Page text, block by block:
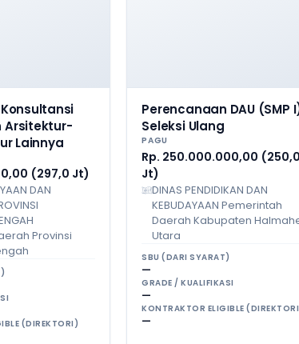
Arsitektur-
Lainnya
(297,0 Jt)
DAN
Provinsi
(DIREKTORI)
Perencanaan DAU (SMP
Seleksi Ulang
PAGU
Rp. 250.000.000,00 (250,0
Jt)
DINAS PENDIDIKAN DAN
KEBUDAYAAN Pemerintah
Daerah Kabupaten
Utara
SBU (DARI SYARAT)
—
GRADE / KUALIFIKASI
—
KONTRAKTOR ELIGIBLE
—